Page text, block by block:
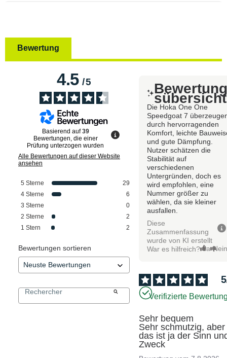
Bewertung
4.5/5
Basierend auf39
Bewertungen, die einer
Prüfung unterzogen wurden
Alle Bewertungen auf dieser Website
ansehen
5 Sterne
29
4 Sterne
6
3 Sterne
0
2 Sterne
2
1 Stern 2
Bewertungen sortieren
sübersicht
Die Hoka One One
Speedgoat 7
durch hervorragenden
Komfort, leichte
und gute Dämpfung.
Nutzer schätzen die
Stabilität auf
verschiedenen
Untergründen, doch es
wird empfohlen, eine
Nummer größer zu
wählen, da sie kleiner
ausfallen.
Diese
Zusammenfassung
wurde von KI erstellt
War es hilfreich? Ja
5
Verifizierte
Sehr bequem
Sehr schmutzig, aber
das ist ja der Sinn
Zweck